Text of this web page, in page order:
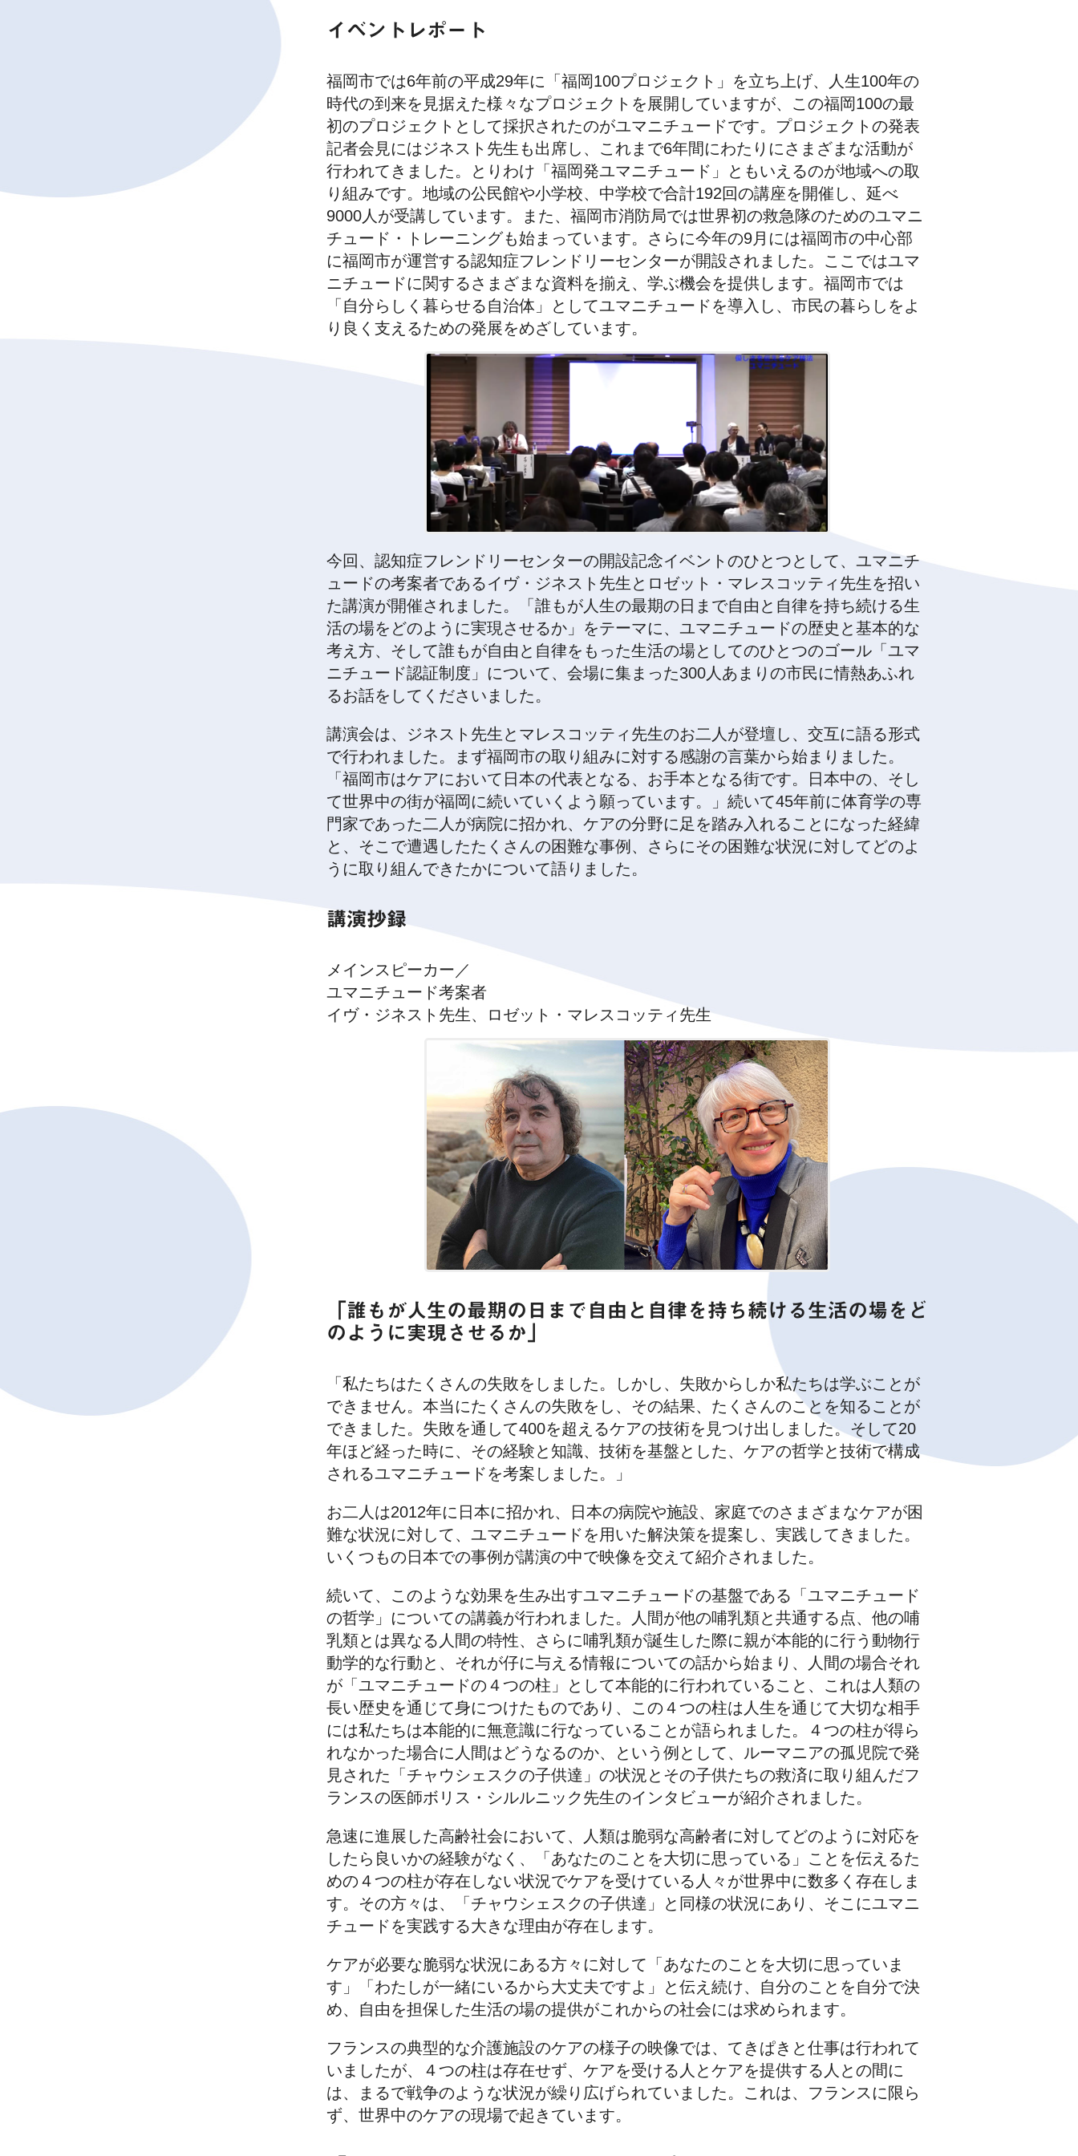
イベントレポート
福岡市では6年前の平成29年に「福岡100プロジェクト」を立ち上げ、人生100年の
時代の到来を見据えた様々なプロジェクトを展開していますが、この福岡100の最
初のプロジェクトとして採択されたのがユマニチュードです。プロジェクトの発表
記者会見にはジネスト先生も出席し、これまで6年間にわたりにさまざまな活動が
行われてきました。とりわけ「福岡発ユマニチュード」ともいえるのが地域への取
り組みです。地域の公民館や小学校、中学校で合計192回の講座を開催し、延べ
9000人が受講しています。また、福岡市消防局では世界初の救急隊のためのユマニ
チュード・トレーニングも始まっています。さらに今年の9月には福岡市の中心部
に福岡市が運営する認知症フレンドリーセンターが開設されました。ここではユマ
ニチュードに関するさまざまな資料を揃え、学ぶ機会を提供します。福岡市では
「自分らしく暮らせる自治体」としてユマニチュードを導入し、市民の暮らしをよ
り良く支えるための発展をめざしています。
今回、認知症フレンドリーセンターの開設記念イベントのひとつとして、ユマニチ
ュードの考案者であるイヴ・ジネスト先生とロゼット・マレスコッティ先生を招い
た講演が開催されました。「誰もが人生の最期の日まで自由と自律を持ち続ける生
活の場をどのように実現させるか」をテーマに、ユマニチュードの歴史と基本的な
考え方、そして誰もが自由と自律をもった生活の場としてのひとつのゴール「ユマ
ニチュード認証制度」について、会場に集まった300人あまりの市民に情熱あふれ
るお話をしてくださいました。
講演会は、ジネスト先生とマレスコッティ先生のお二人が登壇し、交互に語る形式
で行われました。まず福岡市の取り組みに対する感謝の言葉から始まりました。
「福岡市はケアにおいて日本の代表となる、お手本となる街です。日本中の、そし
て世界中の街が福岡に続いていくよう願っています。」続いて45年前に体育学の専
門家であった二人が病院に招かれ、ケアの分野に足を踏み入れることになった経緯
と、そこで遭遇したたくさんの困難な事例、さらにその困難な状況に対してどのよ
うに取り組んできたかについて語りました。
講演抄録
メインスピーカー／
ユマニチュード考案者
イヴ・ジネスト先生、ロゼット・マレスコッティ先生
「誰もが人生の最期の日まで自由と自律を持ち続ける生活の場をど
のように実現させるか」
「私たちはたくさんの失敗をしました。しかし、失敗からしか私たちは学ぶことが
できません。本当にたくさんの失敗をし、その結果、たくさんのことを知ることが
できました。失敗を通して400を超えるケアの技術を見つけ出しました。そして20
年ほど経った時に、その経験と知識、技術を基盤とした、ケアの哲学と技術で構成
されるユマニチュードを考案しました。」
お二人は2012年に日本に招かれ、日本の病院や施設、家庭でのさまざまなケアが困
難な状況に対して、ユマニチュードを用いた解決策を提案し、実践してきました。
いくつもの日本での事例が講演の中で映像を交えて紹介されました。
続いて、このような効果を生み出すユマニチュードの基盤である「ユマニチュード
の哲学」についての講義が行われました。人間が他の哺乳類と共通する点、他の哺
乳類とは異なる人間の特性、さらに哺乳類が誕生した際に親が本能的に行う動物行
動学的な行動と、それが仔に与える情報についての話から始まり、人間の場合それ
が「ユマニチュードの４つの柱」として本能的に行われていること、これは人類の
長い歴史を通じて身につけたものであり、この４つの柱は人生を通じて大切な相手
には私たちは本能的に無意識に行なっていることが語られました。４つの柱が得ら
れなかった場合に人間はどうなるのか、という例として、ルーマニアの孤児院で発
見された「チャウシェスクの子供達」の状況とその子供たちの救済に取り組んだフ
ランスの医師ボリス・シルルニック先生のインタビューが紹介されました。
急速に進展した高齢社会において、人類は脆弱な高齢者に対してどのように対応を
したら良いかの経験がなく、「あなたのことを大切に思っている」ことを伝えるた
めの４つの柱が存在しない状況でケアを受けている人々が世界中に数多く存在しま
す。その方々は、「チャウシェスクの子供達」と同様の状況にあり、そこにユマニ
チュードを実践する大きな理由が存在します。
ケアが必要な脆弱な状況にある方々に対して「あなたのことを大切に思っていま
す」「わたしが一緒にいるから大丈夫ですよ」と伝え続け、自分のことを自分で決
め、自由を担保した生活の場の提供がこれからの社会には求められます。
フランスの典型的な介護施設のケアの様子の映像では、てきぱきと仕事は行われて
いましたが、４つの柱は存在せず、ケアを受ける人とケアを提供する人との間に
は、まるで戦争のような状況が繰り広げられていました。これは、フランスに限ら
ず、世界中のケアの現場で起きています。